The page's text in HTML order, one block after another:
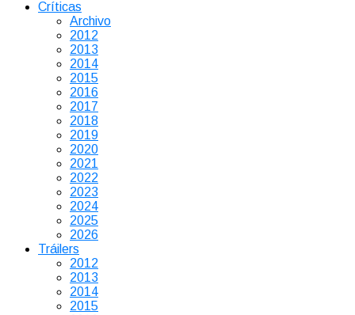
Críticas
Archivo
2012
2013
2014
2015
2016
2017
2018
2019
2020
2021
2022
2023
2024
2025
2026
Tráilers
2012
2013
2014
2015